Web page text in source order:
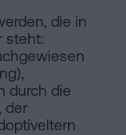
die in
steht:
durch die
der